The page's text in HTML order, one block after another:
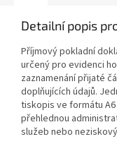
Detailní popis
Příjmový pokladní
určený pro evidenci
zaznamenání přijaté
doplňujících údajů.
tiskopis ve formátu
přehlednou
služeb nebo